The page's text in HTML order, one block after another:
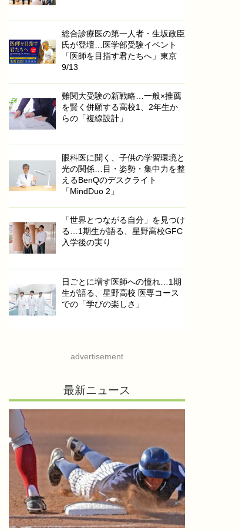
総合診療医の第一人者・生坂政臣
氏が登壇…医学部受験イベント
「医師を目指す君たちへ」東京
9/13
難関大受験の新戦略…一般×推薦
を賢く併願する高校1、2年生か
らの「複線設計」
眼科医に聞く、子供の学習環境と
光の関係…目・姿勢・集中力を整
えるBenQのデスクライト
「MindDuo 2」
「世界とつながる自分」を見つけ
る…1期生が語る、星野高校GFC
入学後の実り
日ごとに増す医師への憧れ…1期
生が語る、星野高校 医専コース
での「学びの楽しさ」
advertisement
最新ニュース